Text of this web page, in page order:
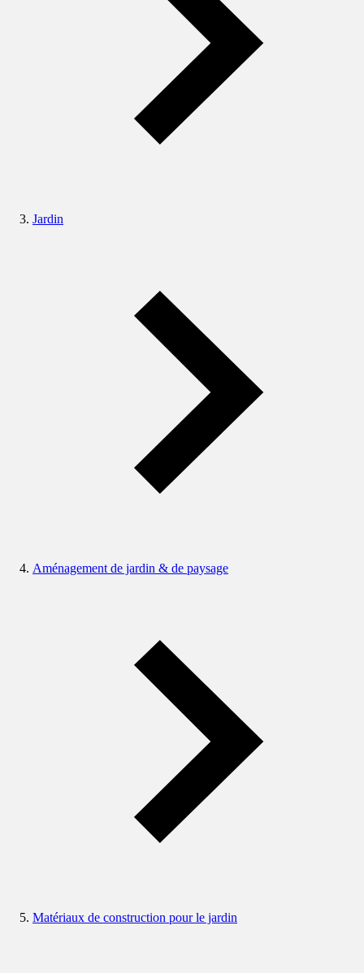
Jardin
Aménagement de jardin & de paysage
Matériaux de construction pour le jardin